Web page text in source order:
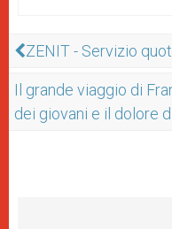
ZENIT - Servizio
Il grande viaggio di
dei giovani e il dolore